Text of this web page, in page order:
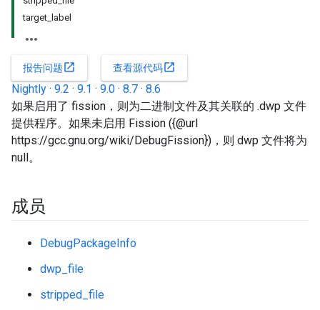
target_label
报告问题open_in_new 查看源代码open_in_new
Nightly · 9.2 · 9.1 · 9.0 · 8.7 · 8.6
如果启用了 fission，则为二进制文件及其关联的 .dwp 文件
提供程序。如果未启用 Fission ({@url
https://gcc.gnu.org/wiki/DebugFission})，则 dwp 文件将为
null。
成员
DebugPackageInfo
dwp_file
stripped_file